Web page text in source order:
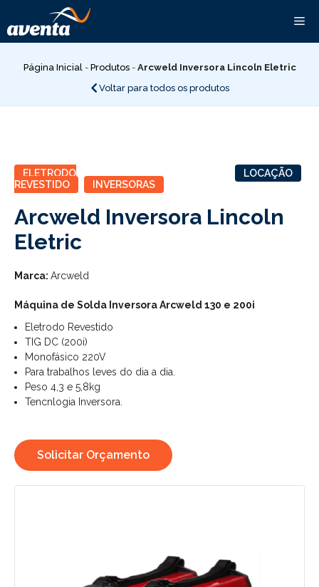
para
o
conteúdoPágina Inicial- Produtos- Arcweld Inversora Lincoln Eletric
Voltar para todos os produtos
ELETRODO
REVESTIDO
INVERSORAS
LOCAÇÃO
Arcweld Inversora Lincoln
Eletric
Marca: Arcweld
Máquina de Solda Inversora Arcweld 130 e 200i
Eletrodo Revestido
TIG DC (200i)
Monofásico 220V
Para trabalhos leves do dia a dia.
Peso 4,3 e 5,8kg
Tencnlogia Inversora.
Solicitar Orçamento